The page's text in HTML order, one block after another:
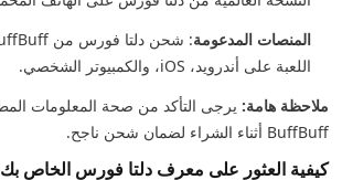
المنصات المدعومة
اللعبة على أندرويد، iOS، والكمبيوتر الشخصي.
ملاحظة هامة: يرجى التأكد من صحة المعلومات
BuffBuff أثناء الشراء لضمان شحن ناجح.
كيفية العثور على معرف دلتا فورس الخاص بك